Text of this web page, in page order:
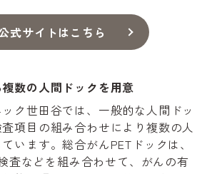
式サイトはこちら
数の人間ドックを用意
ク世田谷では、一般的な人間ドッ
項目の組み合わせにより複数の人
います。総合がんPETドックは、
査などを組み合わせて、がんの有